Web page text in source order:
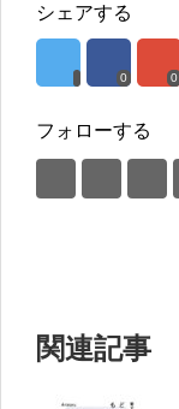
シェアする
0 0
フォローする
関連記事